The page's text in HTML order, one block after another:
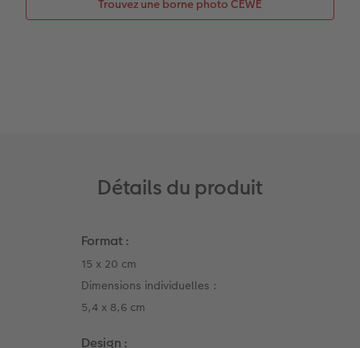
Trouvez une borne photo CEWE
Détails du produit
Format :
15 x 20 cm
Dimensions individuelles :
5,4 x 8,6 cm
Design :